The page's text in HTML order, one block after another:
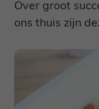
Over groot
ons thuis zijn